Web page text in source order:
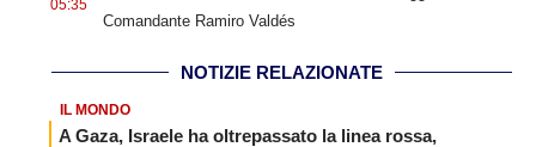
05:35
Comandante Ramiro Valdés
NOTIZIE RELAZIONATE
IL MONDO
A Gaza, Israele ha oltrepassato la linea rossa,